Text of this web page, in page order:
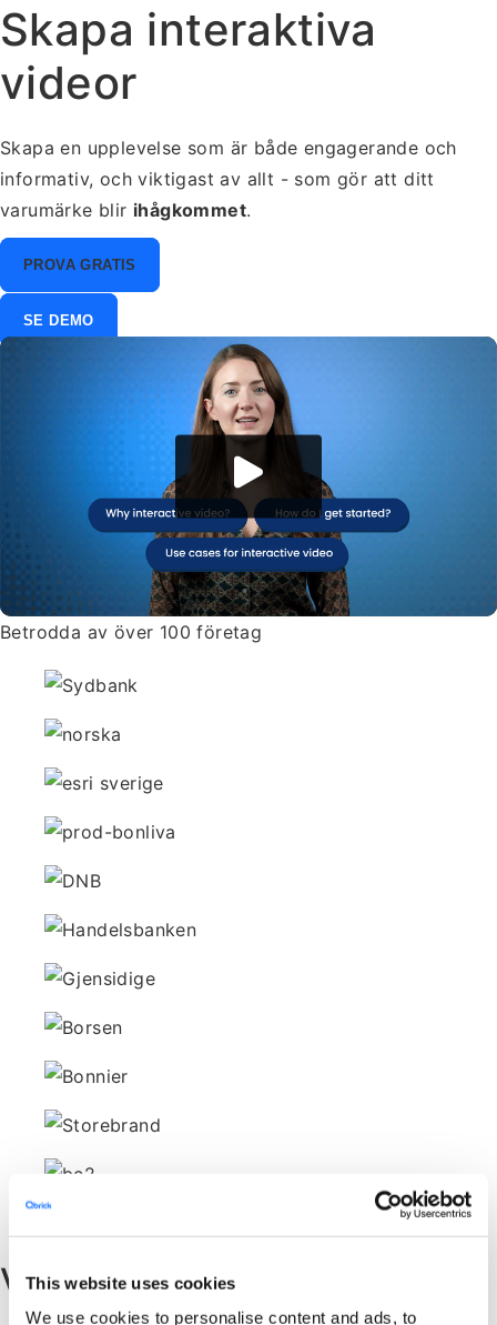
This website uses cookies
We use cookies to personalise content and ads, to
Skapa interaktiva
videor
Skapa en upplevelse som är både engagerande och
informativ, och viktigast av allt - som gör att ditt
varumärke blir ihågkommet.
PROVA GRATIS
SE DEMO
Betrodda av över 100 företag
Välj interaktiv video